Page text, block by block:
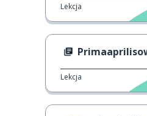
Lekcja
Primaaprilisowy
Lekcja